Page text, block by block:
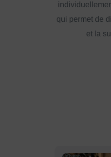
qui permet de
et la